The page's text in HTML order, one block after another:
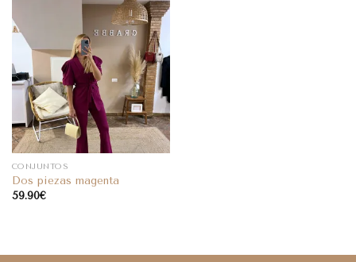
CONJUNTOS
Dos piezas magenta
59.90€